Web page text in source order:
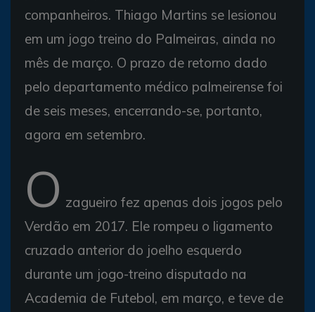
companheiros. Thiago Martins se lesionou
em um jogo treino do Palmeiras, ainda no
mês de março. O prazo de retorno dado
pelo departamento médico palmeirense foi
de seis meses, encerrando-se, portanto,
agora em setembro.
O zagueiro fez apenas dois jogos pelo
Verdão em 2017. Ele rompeu o ligamento
cruzado anterior do joelho esquerdo
durante um jogo-treino disputado na
Academia de Futebol, em março, e teve de